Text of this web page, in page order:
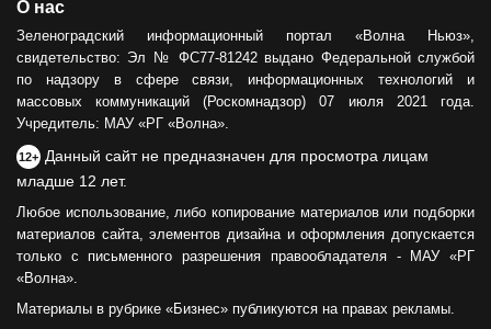
О нас
Зеленоградский информационный портал «Волна Ньюз»,
свидетельство: Эл № ФС77-81242 выдано Федеральной службой
по надзору в сфере связи, информационных технологий и
массовых коммуникаций (Роскомнадзор) 07 июля 2021 года.
Учредитель: МАУ «РГ «Волна».
12+ Данный сайт не предназначен для просмотра лицам
младше 12 лет.
Любое использование, либо копирование материалов или подборки
материалов сайта, элементов дизайна и оформления допускается
только с письменного разрешения правообладателя - МАУ «РГ
«Волна».
Материалы в рубрике «Бизнес» публикуются на правах рекламы.